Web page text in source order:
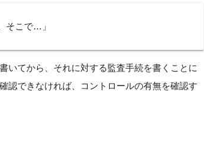
そこで…」
いてから、それに対する監査手続を書くことに
認できなければ、コントロールの有無を確認す